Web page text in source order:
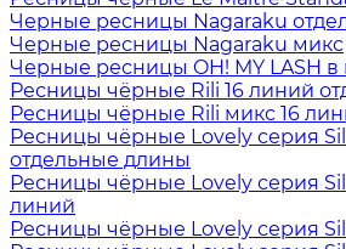
Черные ресницы Nagaraku
Черные ресницы Nagaraku микс
Черные ресницы OH! MY LASH в
Ресницы чёрные Rili 16 линий
Ресницы чёрные Rili микс 16
Ресницы чёрные Lovely серия
отдельные длины
Ресницы чёрные Lovely серия
линий
Ресницы чёрные Lovely серия